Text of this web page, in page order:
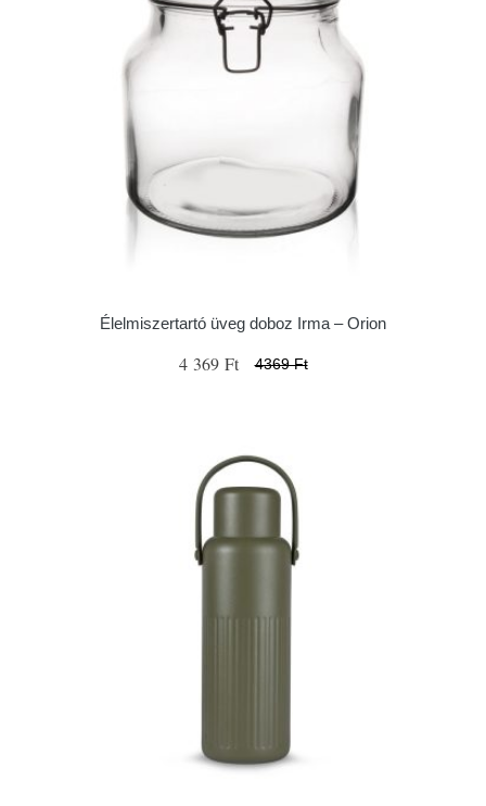
Élelmiszertartó üveg doboz Irma – Orion
4 369 Ft 4369 Ft